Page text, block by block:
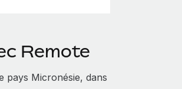
Remote
pays Micronésie, dans